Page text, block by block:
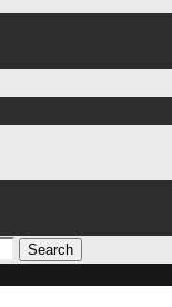
Search